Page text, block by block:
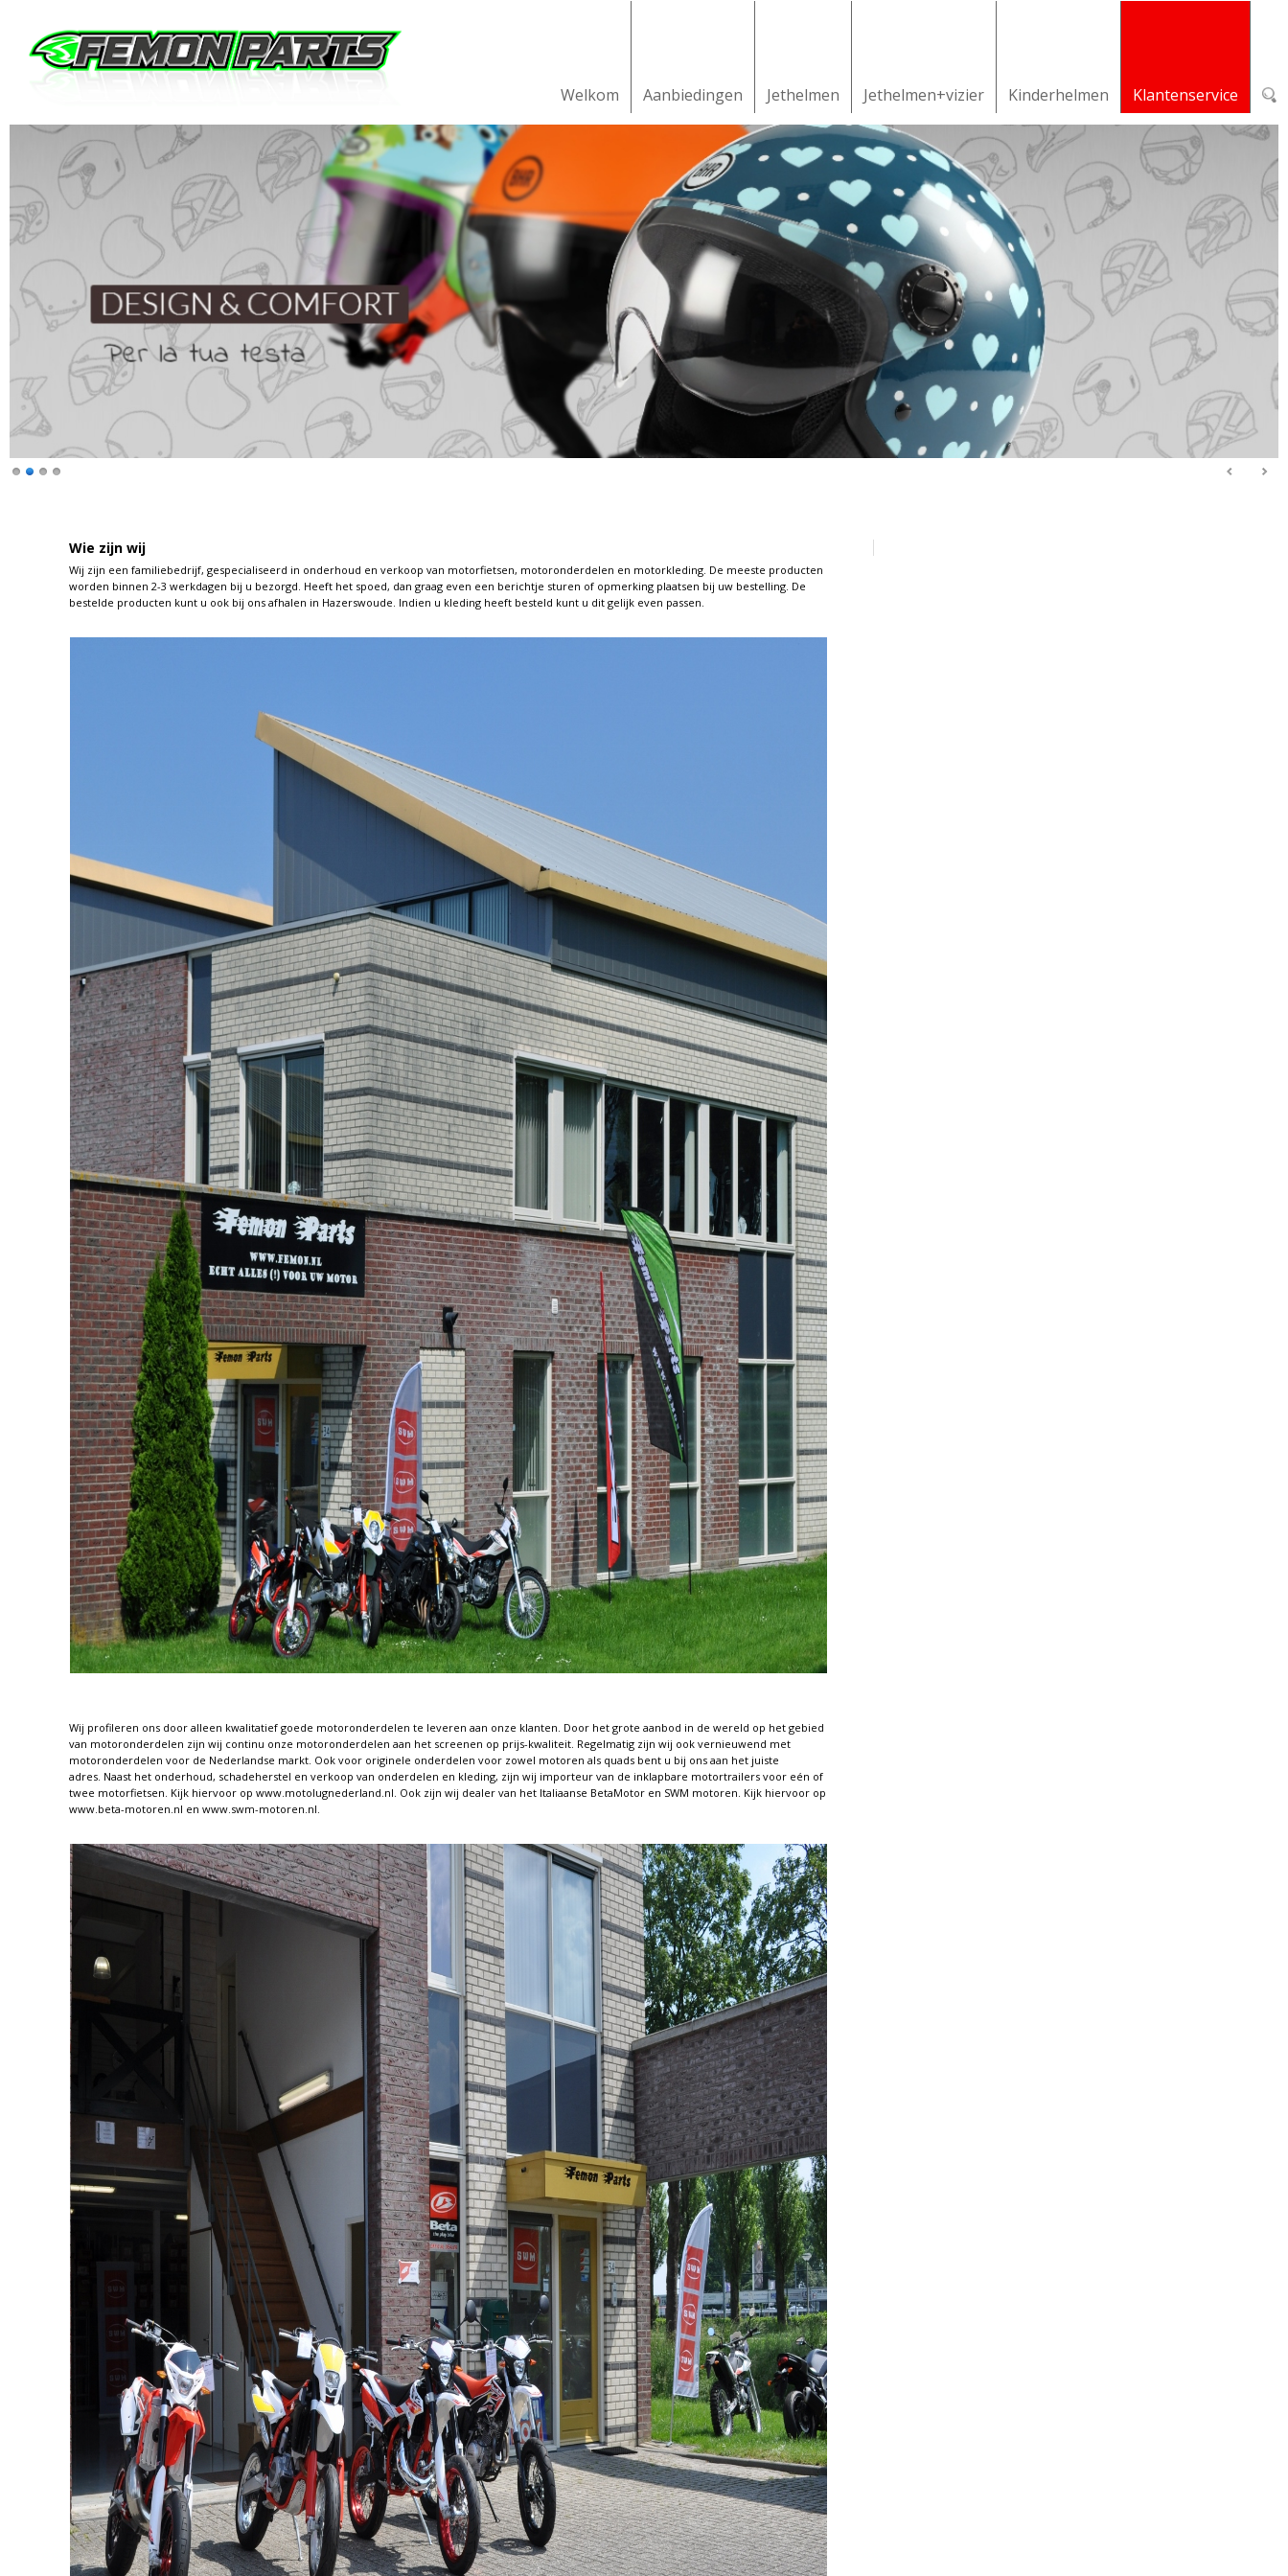
Welkom Aanbiedingen Jethelmen Jethelmen+vizier Kinderhelmen Klantenservice
Wie zijn wij
Wij zijn een familiebedrijf, gespecialiseerd in onderhoud en verkoop van motorfietsen, motoronderdelen en motorkleding. De meeste producten
worden binnen 2-3 werkdagen bij u bezorgd. Heeft het spoed, dan graag even een berichtje sturen of opmerking plaatsen bij uw bestelling. De
bestelde producten kunt u ook bij ons afhalen in Hazerswoude. Indien u kleding heeft besteld kunt u dit gelijk even passen.
Wij profileren ons door alleen kwalitatief goede motoronderdelen te leveren aan onze klanten. Door het grote aanbod in de wereld op het gebied
van motoronderdelen zijn wij continu onze motoronderdelen aan het screenen op prijs-kwaliteit. Regelmatig zijn wij ook vernieuwend met
motoronderdelen voor de Nederlandse markt. Ook voor originele onderdelen voor zowel motoren als quads bent u bij ons aan het juiste
adres. Naast het onderhoud, schadeherstel en verkoop van onderdelen en kleding, zijn wij importeur van de inklapbare motortrailers voor eén of
twee motorfietsen. Kijk hiervoor op www.motolugnederland.nl. Ook zijn wij dealer van het Italiaanse BetaMotor en SWM motoren. Kijk hiervoor op
www.beta-motoren.nl en www.swm-motoren.nl.